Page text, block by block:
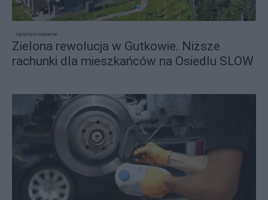
sponsorowane
Zielona rewolucja w Gutkowie. Niższe
rachunki dla mieszkańców na Osiedlu SLOW